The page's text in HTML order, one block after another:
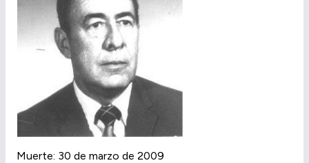
Muerte: 30 de marzo de 2009